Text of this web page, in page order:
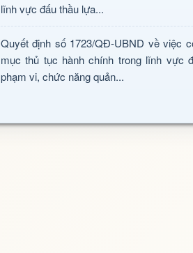
lĩnh vực đấu thầu lựa...
Quyết định số 1723/QĐ-UBND về việc
mục thủ tục hành chính trong lĩnh vực
phạm vi, chức năng quản...